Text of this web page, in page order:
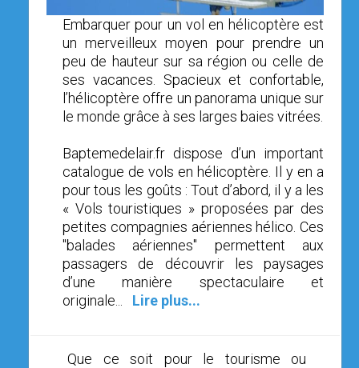
OPEN SUBMENU (SIMULATEUR)
SIMULATEUR
OPEN SUBMENU (DRÔNE)
Embarquer pour un vol en hélicoptère est
un merveilleux moyen pour prendre un
peu de hauteur sur sa région ou celle de
ses vacances. Spacieux et confortable,
l’hélicoptère offre un panorama unique sur
le monde grâce à ses larges baies vitrées.
Baptemedelair.fr dispose d’un important
catalogue de vols en hélicoptère. Il y en a
pour tous les goûts : Tout d’abord, il y a les
« Vols touristiques » proposées par des
petites compagnies aériennes hélico. Ces
"balades aériennes" permettent aux
passagers de découvrir les paysages
d’une manière spectaculaire et
originale... Lire plus...
Que ce soit pour le tourisme ou